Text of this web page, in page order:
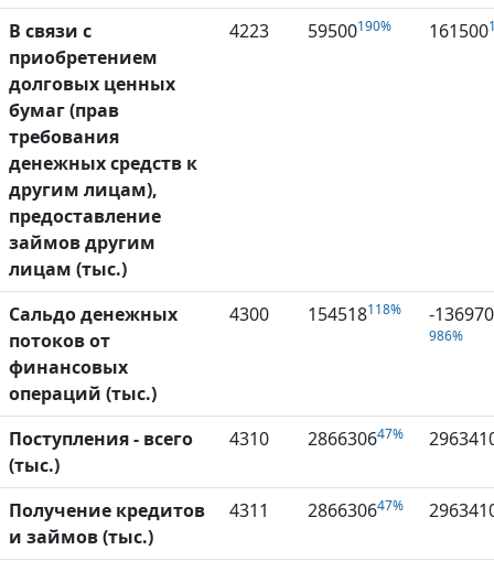
В связи с
приобретением
долговых ценных
бумаг (прав
требования
денежных средств к
другим лицам),
предоставление
займов другим
лицам (тыс.)
4223 59500190% 161500
Сальдо денежных
потоков от
финансовых
операций (тыс.)
4300 154518118% -
986%
Поступления - всего
(тыс.)
4310 286630647%
Получение кредитов
и займов (тыс.)
4311 286630647%